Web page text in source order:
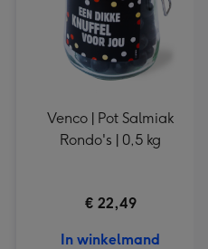
Venco | Pot Salmiak
Rondo's | 0,5 kg
€ 22,49
In winkelmand